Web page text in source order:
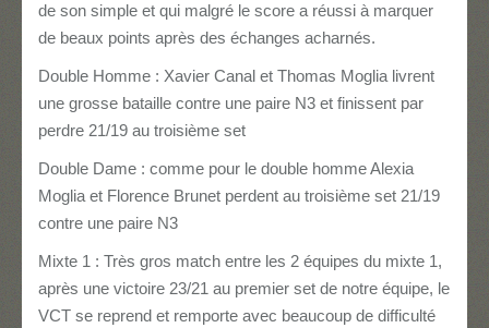
de son simple et qui malgré le score a réussi à marquer
de beaux points après des échanges acharnés.
Double Homme : Xavier Canal et Thomas Moglia livrent
une grosse bataille contre une paire N3 et finissent par
perdre 21/19 au troisième set
Double Dame : comme pour le double homme Alexia
Moglia et Florence Brunet perdent au troisième set 21/19
contre une paire N3
Mixte 1 : Très gros match entre les 2 équipes du mixte 1,
après une victoire 23/21 au premier set de notre équipe, le
VCT se reprend et remporte avec beaucoup de difficulté